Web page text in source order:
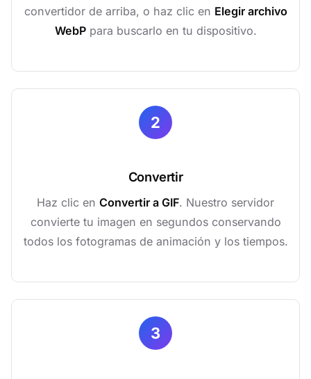
convertidor de arriba, o haz clic en Elegir archivo
WebPpara buscarlo en tu dispositivo.
2
Convertir
Haz clic en Convertir a GIF. Nuestro servidor
convierte tu imagen en segundos conservando
todos los fotogramas de animación y los tiempos.
3